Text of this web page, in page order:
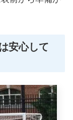
安心して